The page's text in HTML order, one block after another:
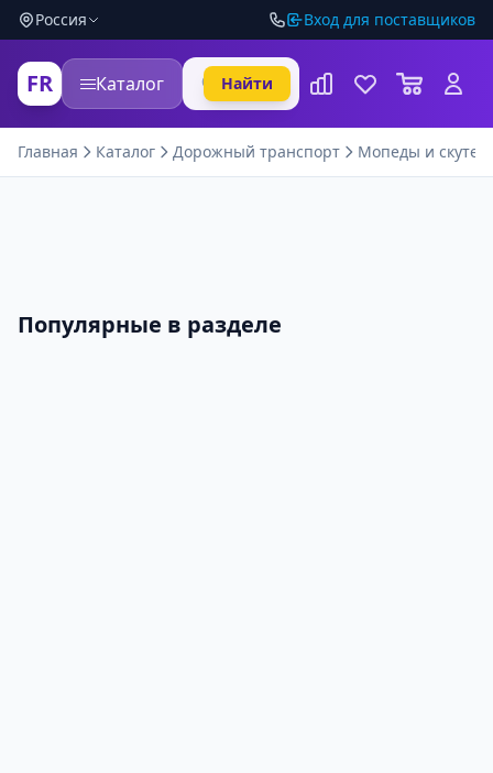
Россия Вход для поставщиков
FR Каталог Найти
Главная Каталог Дорожный транспорт Мопеды и
Популярные в разделе